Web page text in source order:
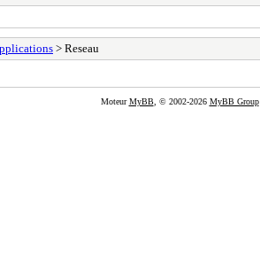
> Reseau
MoteurMyBB, © 2002-2026 MyBB Group